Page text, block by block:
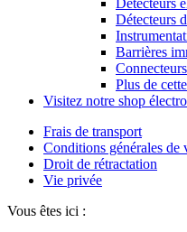
Détecteurs
Barrières
Plus de
Visitez notre shop électro
Frais de transport
Conditions générales de
Droit de rétractation
Vie privée
Vous êtes ici :